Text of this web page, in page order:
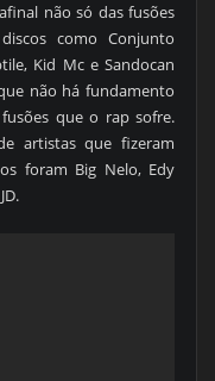
não só das fusões
como Conjunto
Kid Mc e Sandocan
não há fundamento
que o rap sofre.
artistas que fizeram
foram Big Nelo, Edy